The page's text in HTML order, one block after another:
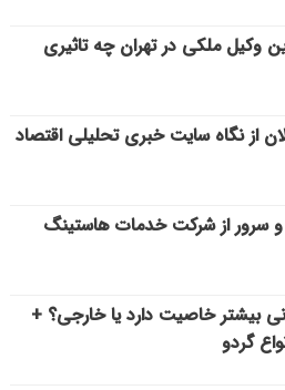
وکیل ملکی در تهران چه تاثیری
از نگاه سایت خبری تحلیلی اقتصاد
از شرکت خدمات هاستینگ
بیشتر خاصیت دارد یا خارجی؟ +
گردو